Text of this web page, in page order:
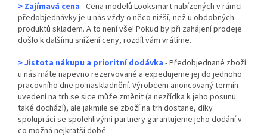
> Zajímavá cena - Cena modelů Looksmart nabízených v rámci
předobjednávky je u nás vždy o něco nižší, než u obdobných
produktů skladem. A to není vše! Pokud by při zahájení prodeje
došlo k dalšímu snížení ceny, rozdíl vám vrátíme.
> Jistota nákupu a prioritní dodávka - Předobjednané zboží
u nás máte napevno rezervované a expedujeme jej do jednoho
pracovního dne po naskladnění. Výrobcem anoncovaný termín
uvedení na trh se sice může změnit (a nezřídka k jeho posunu
také dochází), ale jakmile se zboží na trh dostane, díky
spolupráci se spolehlivými partnery garantujeme jeho dodání v
co možná nejkratší době.